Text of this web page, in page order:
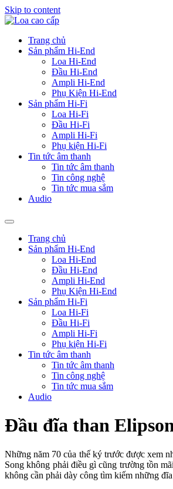
Skip to content
Trang chủ
Sản phẩm Hi-End
Loa Hi-End
Đầu Hi-End
Ampli Hi-End
Phụ Kiện Hi-End
Sản phẩm Hi-Fi
Loa Hi-Fi
Đầu Hi-Fi
Ampli Hi-Fi
Phụ kiện Hi-Fi
Tin tức âm thanh
Tin tức âm thanh
Tin công nghệ
Tin tức mua sắm
Audio
Trang chủ
Sản phẩm Hi-End
Loa Hi-End
Đầu Hi-End
Ampli Hi-End
Phụ Kiện Hi-End
Sản phẩm Hi-Fi
Loa Hi-Fi
Đầu Hi-Fi
Ampli Hi-Fi
Phụ kiện Hi-Fi
Tin tức âm thanh
Tin tức âm thanh
Tin công nghệ
Tin tức mua sắm
Audio
Đầu đĩa than
Những năm 70 của thế ký trước được xem
Song không phải điều gì cũng trường tồn
không cần phải dày công tìm kiếm những